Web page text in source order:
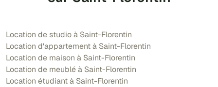
Location de studio à Saint-Florentin
Location d'appartement à Saint-Florentin
Location de maison à Saint-Florentin
Location de meublé à Saint-Florentin
Location étudiant à Saint-Florentin